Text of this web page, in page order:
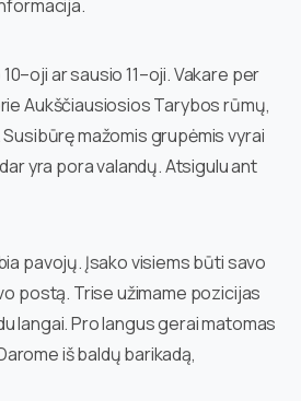
ar sausio 11–oji. Vakare per
Aukščiausiosios Tarybos rūmų,
mažomis grupėmis vyrai
yra pora valandų. Atsigulu ant
pavojų. Įsako visiems būti savo
postą. Trise užimame pozicijas
langai. Pro langus gerai matomas
iš baldų barikadą,